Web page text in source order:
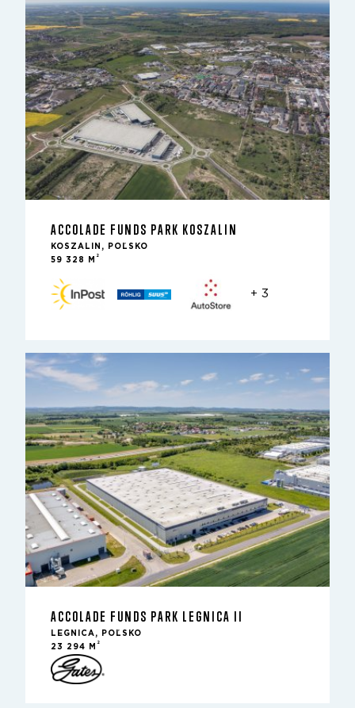
ACCOLADE FUNDS PARK KOSZALIN
KOSZALIN, POĽSKO
59 328 M
2
+ 3
ACCOLADE FUNDS PARK LEGNICA II
LEGNICA, POĽSKO
23 294 M
2